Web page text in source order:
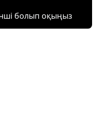
болып оқыңыз